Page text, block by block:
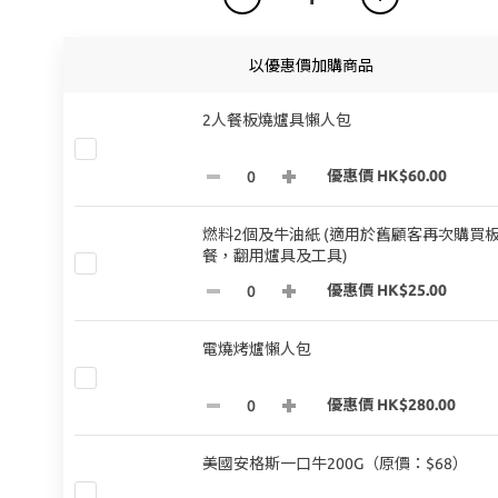
以優惠價加購商品
2人餐板燒爐具懶人包
優惠價 HK$60.00
燃料2個及牛油紙 (適用於舊顧客再次購買
餐，翻用爐具及工具)
優惠價 HK$25.00
電燒烤爐懶人包
優惠價 HK$280.00
美國安格斯一口牛200G（原價：$68）